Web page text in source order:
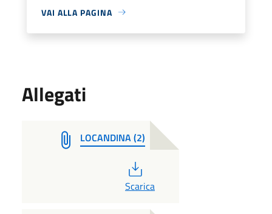
VAI ALLA PAGINA
Allegati
LOCANDINA (2)
PDF
Scarica